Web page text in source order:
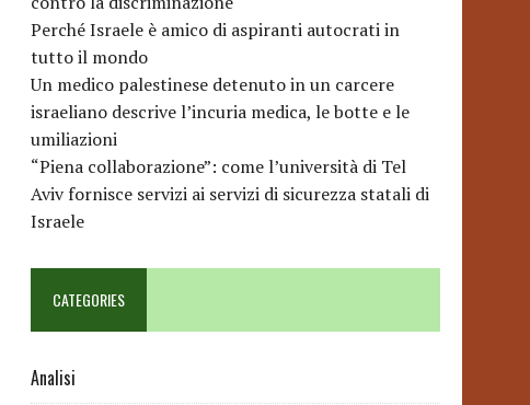
Perché Israele è amico di aspiranti autocrati in
tutto il mondo
Un medico palestinese detenuto in un carcere
israeliano descrive l’incuria medica, le botte e le
umiliazioni
“Piena collaborazione”: come l’università di Tel
Aviv fornisce servizi ai servizi di sicurezza statali di
Israele
CATEGORIES
Analisi